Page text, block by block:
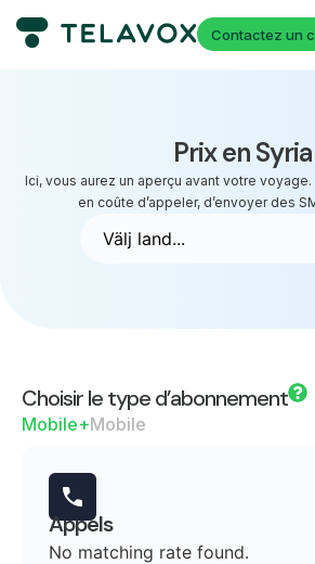
Contactez un
Prix en Syria
Ici, vous aurez un aperçu avant votre
en coûte d’appeler, d’envoyer des
Choisir le type d’abonnement
Mobile+Mobile
Appels
No matching rate found.